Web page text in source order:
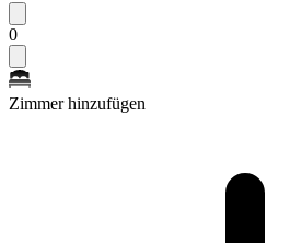
0
Zimmer hinzufügen